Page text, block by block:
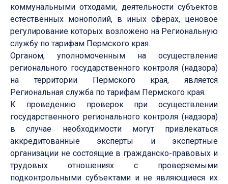
коммунальными отходами, деятельности субъектов
естественных монополий, в иных сферах, ценовое
регулирование которых возложено на Региональную
службу по тарифам Пермского края.
Органом, уполномоченным на осуществление
регионального государственного контроля (надзора)
на территории Пермского края, является
Региональная служба по тарифам Пермского края.
К проведению проверок при осуществлении
государственного регионального контроля (надзора)
в случае необходимости могут привлекаться
аккредитованные эксперты и экспертные
организации не состоящие в гражданско-правовых и
трудовых отношениях с проверяемыми
подконтрольными субъектами и не являющиеся их